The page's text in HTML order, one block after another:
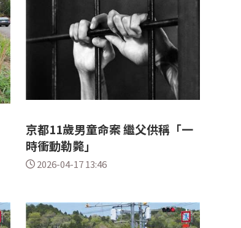
京都11歲男童命案 繼父供稱「一
時衝動勒斃」
2026-04-17 13:46